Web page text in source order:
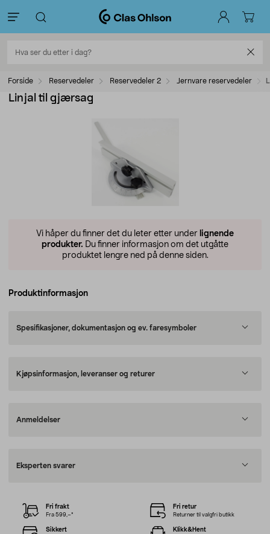
Forside Reservedeler Reservedeler 2 Jernvare reservedeler
Linjal til gjærsag
Vi håper du finner det du leter etter under lignende
produkter. Du finner informasjon om det utgåtte
produktet lengre ned på denne siden.
Produktinformasjon
Spesifikasjoner, dokumentasjon og ev. faresymboler
Kjøpsinformasjon, leveranser og returer
Anmeldelser
Eksperten svarer
Fri frakt
Fra 599,–*
Fri retur
Returner til valgfri butikk
Sikkert Klikk&Hent